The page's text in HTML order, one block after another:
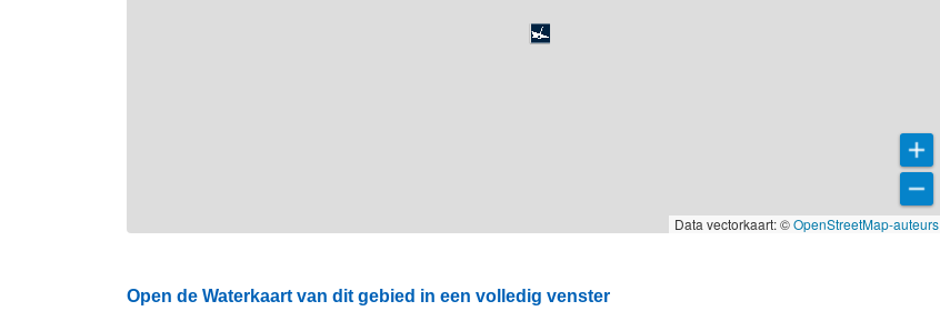
Data vectorkaart: ©OpenStreetMap-auteurs
Open de Waterkaart van dit gebied in een volledig venster